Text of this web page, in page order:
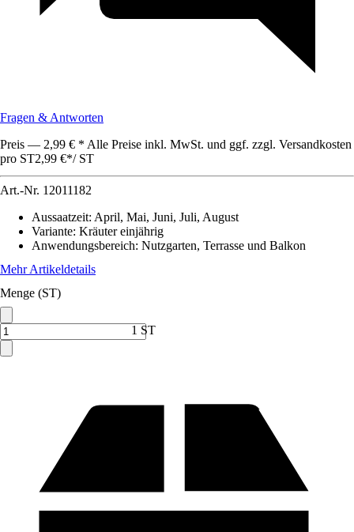
Fragen & Antworten
Preis — 2,99 € * Alle Preise inkl. MwSt. und ggf. zzgl. Versandkosten
pro ST2,99 €*/ ST
Art.-Nr. 12011182
Aussaatzeit: April, Mai, Juni, Juli, August
Variante: Kräuter einjährig
Anwendungsbereich: Nutzgarten, Terrasse und Balkon
Mehr Artikeldetails
Menge (ST)
1 ST